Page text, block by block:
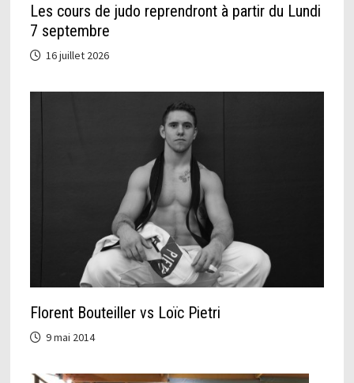
Les cours de judo reprendront à partir du Lundi
7 septembre
16 juillet 2026
Florent Bouteiller vs Loïc Pietri
9 mai 2014